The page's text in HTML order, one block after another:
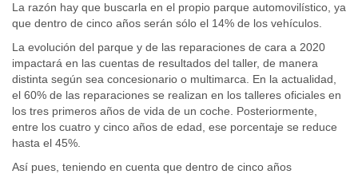
La razón hay que buscarla en el propio parque automovilístico, ya
que dentro de cinco años serán sólo el 14% de los vehículos.
La evolución del parque y de las reparaciones de cara a 2020
impactará en las cuentas de resultados del taller, de manera
distinta según sea concesionario o multimarca. En la actualidad,
el 60% de las reparaciones se realizan en los talleres oficiales en
los tres primeros años de vida de un coche. Posteriormente,
entre los cuatro y cinco años de edad, ese porcentaje se reduce
hasta el 45%.
Así pues, teniendo en cuenta que dentro de cinco años